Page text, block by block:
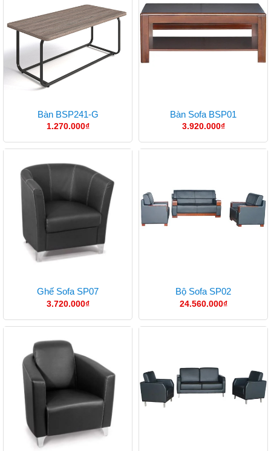
Bàn BSP241-G
1.270.000₫
Bàn Sofa BSP01
3.920.000₫
Ghế Sofa SP07
3.720.000₫
Bộ Sofa SP02
24.560.000₫